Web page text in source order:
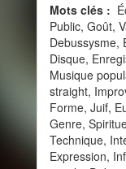
Mots clés :
Public, Goût,
Debussysme,
Disque,
Musique
straight,
Forme, Juif,
Genre,
Technique,
Expression,